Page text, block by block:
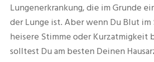
Lungenerkrankung, die im Grunde
der Lunge ist. Aber wenn Du Blut im
heisere Stimme oder Kurzatmigkeit
solltest Du am besten Deinen